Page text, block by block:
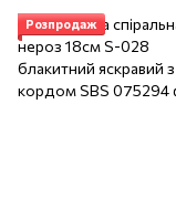
Розпродаж